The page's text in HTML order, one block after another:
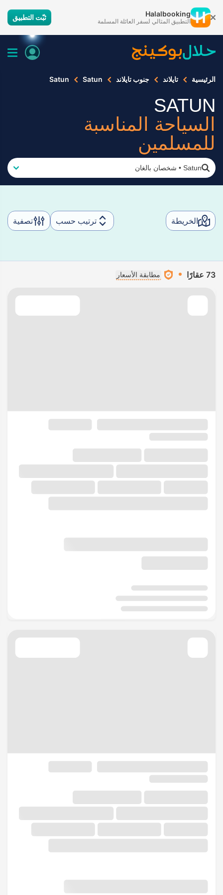
Halalbooking
التطبيق المثالي لسفر العائلة المسلمة ثبّت التطبيق
الرئيسية تايلاند جنوب تايلاند Satun
Satun
SATUN
السياحة المناسبة
للمسلمين
Satun
• شخصان بالغان
الخريطة ترتيب حسب تصفية
73 عقارًا مطابقة الأسعار